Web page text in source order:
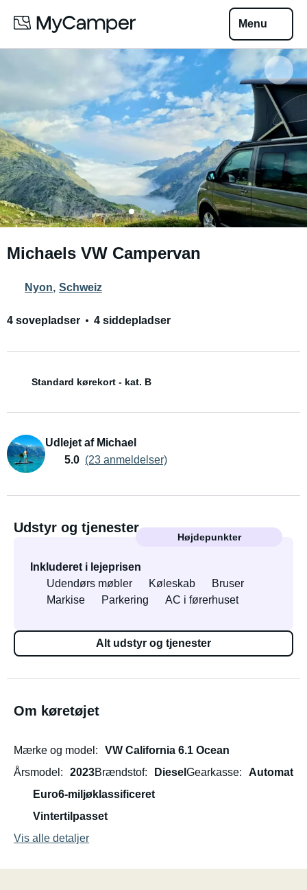
Menu
Michaels VW Campervan
Nyon, Schweiz
4 sovepladser 4 siddepladser
Standard kørekort - kat. B
Udlejet af Michael
5.0 (23 anmeldelser)
Udstyr og tjenester
Højdepunkter
Inkluderet i lejeprisen
Udendørs møbler
Køleskab
Bruser
Markise
Parkering AC i førerhuset
Alt udstyr og tjenester
Om køretøjet
Mærke og model
VW California 6.1 Ocean
Årsmodel
2023Brændstof Diesel Gearkasse
Automat
Euro6-miljøklassificeret
Vintertilpasset
Vis alle detaljer